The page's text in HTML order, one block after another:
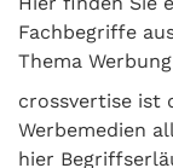
Fachbegriffe
Thema
crossvertise ist
Werbemedien
hier